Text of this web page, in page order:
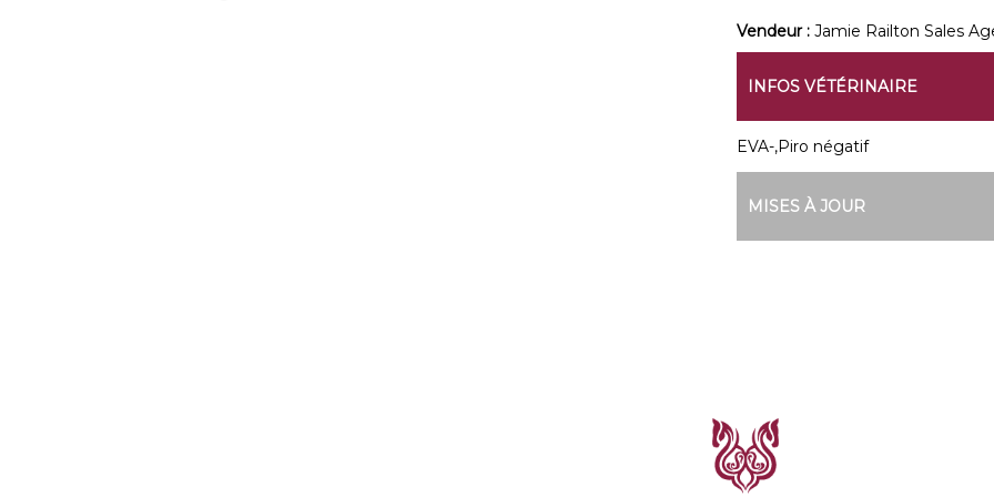
Vendeur : Jamie Railton Sales
INFOS VÉTÉRINAIRE
EVA-,Piro négatif
MISES À JOUR